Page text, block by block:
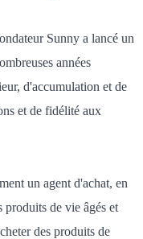
Sunny a lancé un
années
d'accumulation et de
et de fidélité aux
un agent d'achat, en
produits de vie âgés et
des produits de